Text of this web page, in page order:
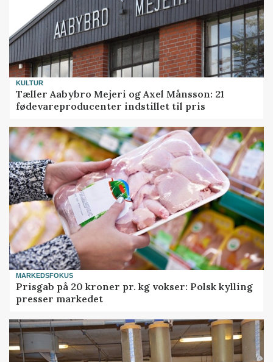
KULTUR
Tæller Aabybro Mejeri og Axel Månsson: 21
fødevareproducenter indstillet til pris
MARKEDSFOKUS
Prisgab på 20 kroner pr. kg vokser: Polsk kylling
presser markedet